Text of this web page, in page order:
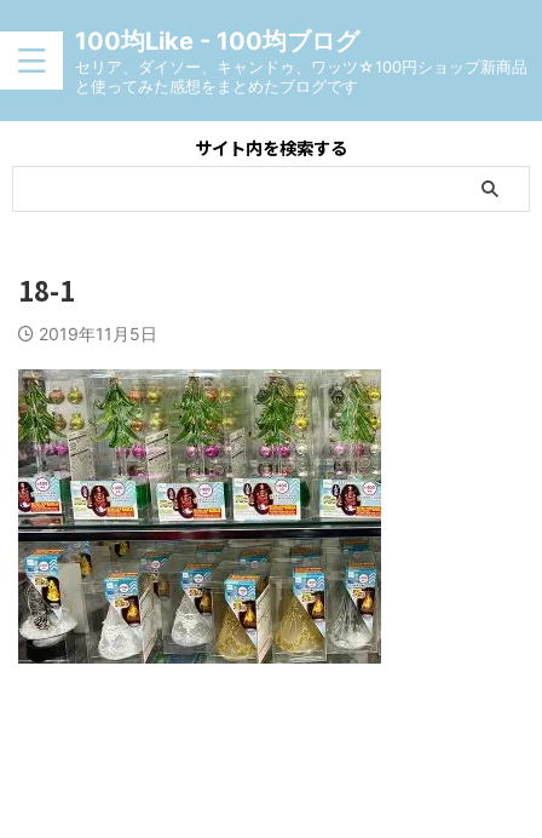
100均Like - 100均ブログ
セリア、ダイソー、キャンドゥ、ワッツ☆100円ショップ新商品
と使ってみた感想をまとめたブログです
サイト内を検索する
18-1
2019年11月5日